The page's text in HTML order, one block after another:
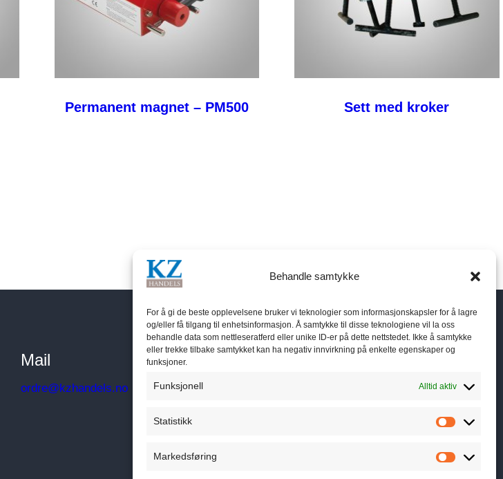
Behandle samtykke
For å gi de beste opplevelsene bruker vi teknologier som informasjonskapsler for å lagre
og/eller få tilgang til enhetsinformasjon. Å samtykke til disse teknologiene vil la oss
behandle data som nettleseratferd eller unike ID-er på dette nettstedet. Ikke å samtykke
eller trekke tilbake samtykket kan ha negativ innvirkning på enkelte egenskaper og
funksjoner.
Funksjonell Alltid aktiv
Statistikk
Markedsføring
Permanent magnet – PM500 Sett med kroker
Mail
ordre@kzhandels.no
Post og besøksadresse